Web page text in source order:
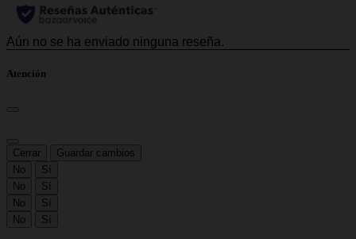
Atención
Cerrar
Guardar cambios
No
Sí
No
Sí
No
Sí
No
Sí